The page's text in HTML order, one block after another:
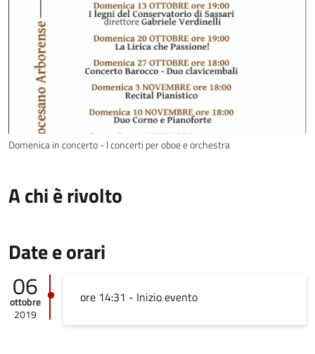
Domenica in concerto - I concerti per oboe e orchestra
A chi è rivolto
Date e orari
06
ottobre
2019
ore 14:31 - Inizio evento